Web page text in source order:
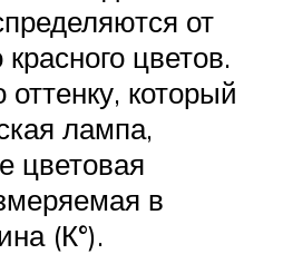
от
цветов.
который
лампа,
цветовая
в
(К°).